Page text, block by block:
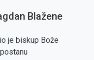
Blažene
je biskup Bože